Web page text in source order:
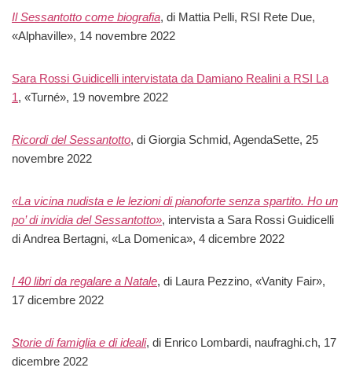
Il Sessantotto come biografia, di Mattia Pelli, RSI Rete Due,
«Alphaville», 14 novembre 2022
Sara Rossi Guidicelli intervistata da Damiano Realini a RSI La
1, «Turné», 19 novembre 2022
Ricordi del Sessantotto, di Giorgia Schmid, AgendaSette, 25
novembre 2022
«La vicina nudista e le lezioni di pianoforte senza spartito. Ho un
po’ di invidia del Sessantotto», intervista a Sara Rossi Guidicelli
di Andrea Bertagni, «La Domenica», 4 dicembre 2022
I 40 libri da regalare a Natale, di Laura Pezzino, «Vanity Fair»,
17 dicembre 2022
Storie di famiglia e di ideali, di Enrico Lombardi, naufraghi.ch, 17
dicembre 2022